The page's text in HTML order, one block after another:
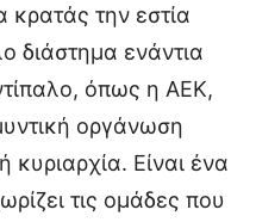
την εστία
διάστημα ενάντια
όπως η ΑΕΚ,
οργάνωση
Είναι ένα
τις ομάδες που